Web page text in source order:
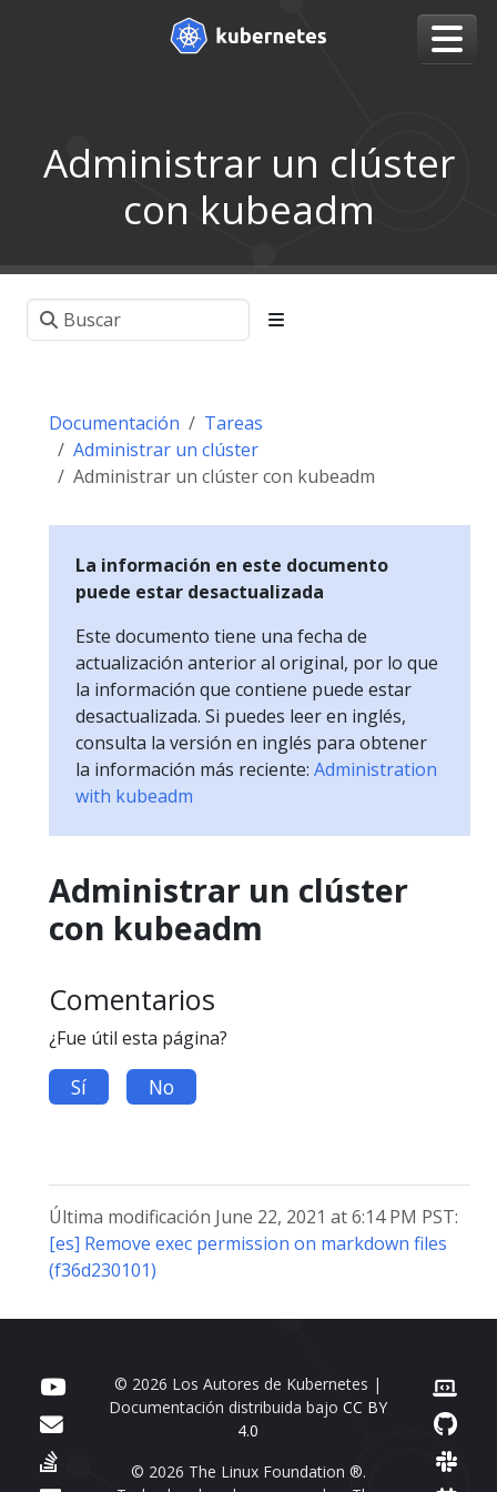
Administrar un clúster
con kubeadm
Documentación
Tareas
Administrar un clúster
Administrar un clúster con kubeadm
La información en este documento
puede estar desactualizada
Este documento tiene una fecha de
actualización anterior al original, por lo que
la información que contiene puede estar
desactualizada. Si puedes leer en inglés,
consulta la versión en inglés para obtener
la información más reciente: Administration
with kubeadm
Administrar un clúster
con kubeadm
Comentarios
¿Fue útil esta página?
Sí No
Última modificación June 22, 2021 at 6:14 PM PST:
[es] Remove exec permission on markdown files
(f36d230101)
© 2026 Los Autores de Kubernetes |
Documentación distribuida bajoCC BY
4.0
© 2026 The Linux Foundation ®.